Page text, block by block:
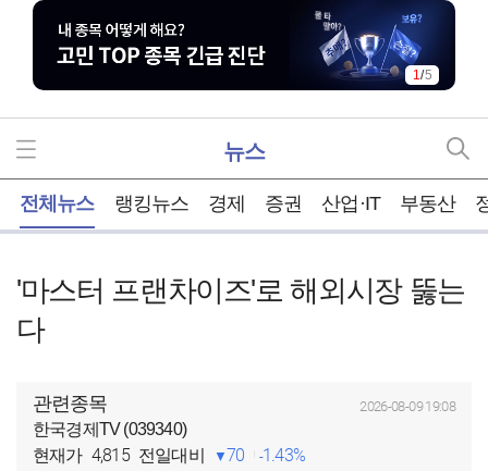
1/5
뉴스
전체뉴스 랭킹뉴스 경제 증권 산업·IT 부동산
'마스터 프랜차이즈'로 해외시장 뚫는
다
관련종목 2026-08-09 19:08
한국경제TV (039340)
현재가 4,815 전일대비 70 1.43%